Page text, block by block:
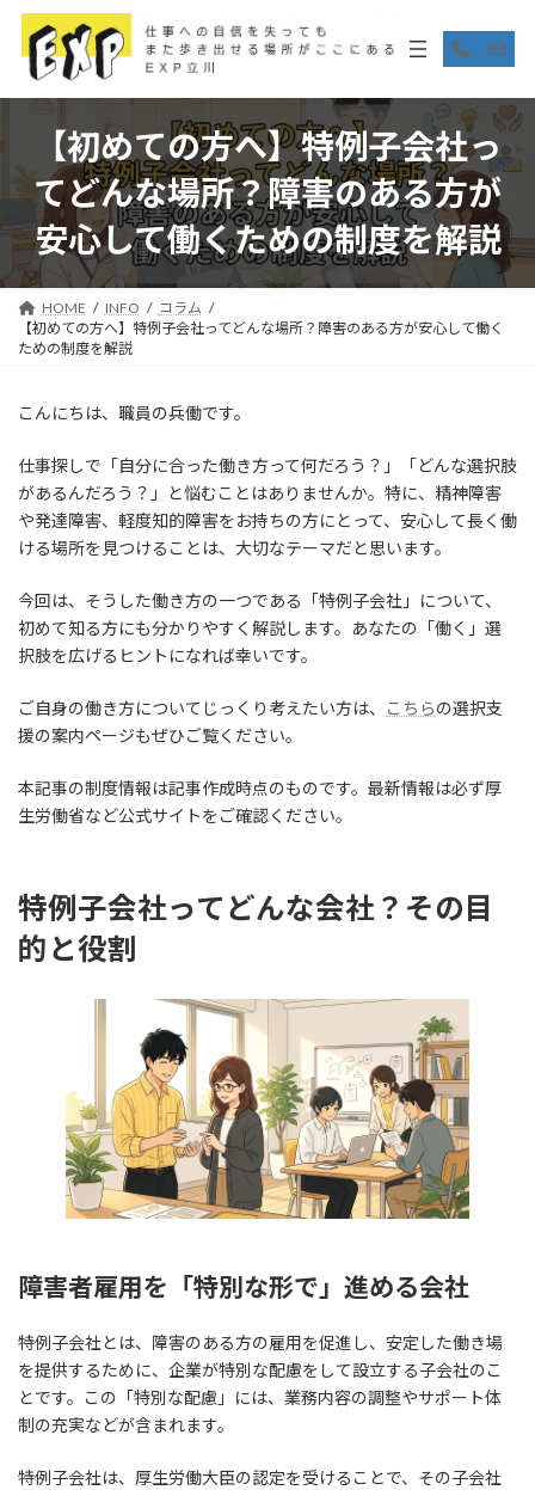
キ
プ
に
動
ア
イ
コ
リ
ク
ア
イ
コ
リ
ン
ク
【初めての方へ】特例子会社っ
てどんな場所？障害のある方が
安心して働くための制度を解説
HOME INFO
コラム
【初めての方へ】特例子会社ってどんな場所？障害のある方が安心して働く
ための制度を解説
こんにちは、職員の兵働です。
仕事探しで「自分に合った働き方って何だろう？」「どんな選択肢
があるんだろう？」と悩むことはありませんか。特に、精神障害
や発達障害、軽度知的障害をお持ちの方にとって、安心して長く働
ける場所を見つけることは、大切なテーマだと思います。
今回は、そうした働き方の一つである「特例子会社」について、
初めて知る方にも分かりやすく解説します。あなたの「働く」選
択肢を広げるヒントになれば幸いです。
ご自身の働き方についてじっくり考えたい方は、 こちらの選択支
援の案内ページもぜひご覧ください。
本記事の制度情報は記事作成時点のものです。最新情報は必ず厚
生労働省など公式サイトをご確認ください。
特例子会社ってどんな会社？その目
的と役割
障害者雇用を「特別な形で」進める会社
特例子会社とは、障害のある方の雇用を促進し、安定した働き場
を提供するために、企業が特別な配慮をして設立する子会社のこ
とです。この「特別な配慮」には、業務内容の調整やサポート体
制の充実などが含まれます。
特例子会社は、厚生労働大臣の認定を受けることで、その子会社